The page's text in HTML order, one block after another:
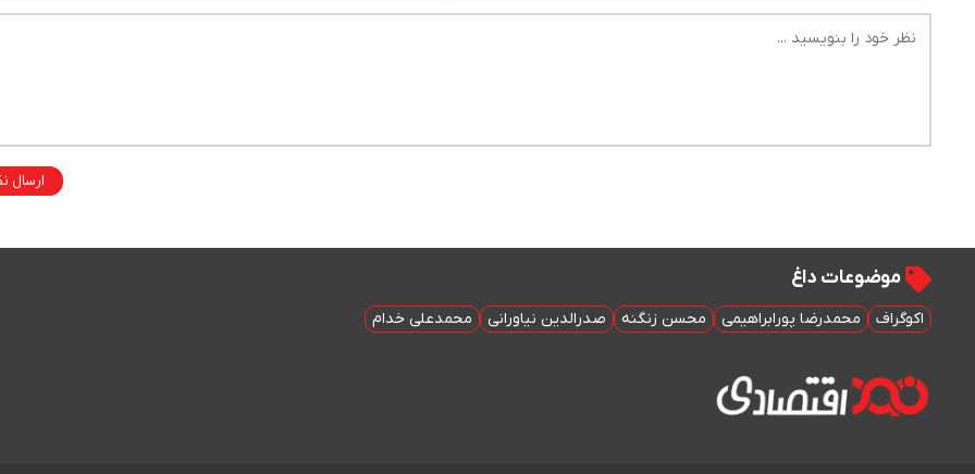
ارسال
موضوعات داغ
اکوگراف محمدرضا پورابراهیمی محسن زنگنه صدرالدین نیاورانی محمدعلی خدام